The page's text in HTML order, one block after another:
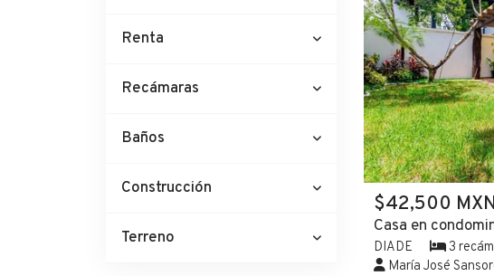
Renta
Recámaras
Baños
Construcción
Terreno
$42,500
Casa en
DIADE 3
María José